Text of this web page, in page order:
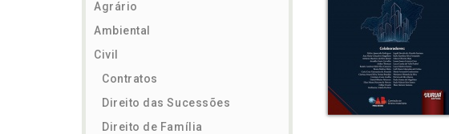
Agrário
Ambiental
Civil
Contratos
Direito das Sucessões
Direito de Família